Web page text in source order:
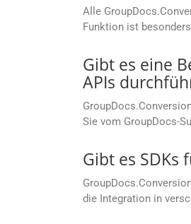
Alle
Funktion ist
Gibt es eine
APIs
Sie vom GroupDocs-
Gibt es SDKs
die Integration in